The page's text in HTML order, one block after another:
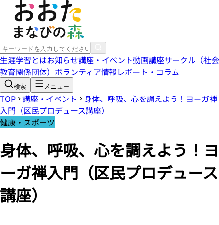
生涯学習とはお知らせ講座・イベント動画講座サークル（社会
教育関係団体） ボランティア情報レポート・コラム
検索 メニュー
TOP 講座・イベント
身体、呼吸、心を調えよう！ヨーガ禅
入門（区民プロデュース講座）
健康・スポーツ
身体、呼吸、心を調えよう！ヨ
ーガ禅入門（区民プロデュース
講座）